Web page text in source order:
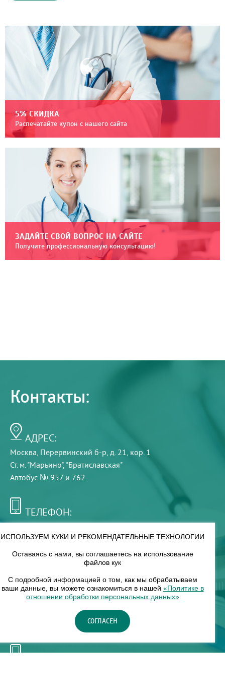
5% СКИДКА
Распечатайте купон с нашего сайта
ЗАДАЙТЕ СВОЙ ВОПРОС НА САЙТЕ
Получите профессиональную консультацию!
Контакты:
АДРЕС:
Москва, Перервинский б-р, д. 21, кор. 1
Ст. м. "Марьино", "Братиславская"
Автобус № 957 и 762.
ТЕЛЕФОН:
РЕЖИМ РАБОТЫ:
8 — 18
НАШ ФИЛИАЛ:
Москва, м. Нагорное, Нагорный б-р, д. 19, кор. 1
ИСПОЛЬЗУЕМ КУКИ И РЕКОМЕНДАТЕЛЬНЫЕ ТЕХНОЛОГИИ
Оставаясь с нами, вы соглашаетесь на использование
файлов кук
С подробной информацией о том, как мы обрабатываем
ваши данные, вы можете ознакомиться в нашей «Политике в
отношении обработки персональных данных»
СОГЛАСЕН